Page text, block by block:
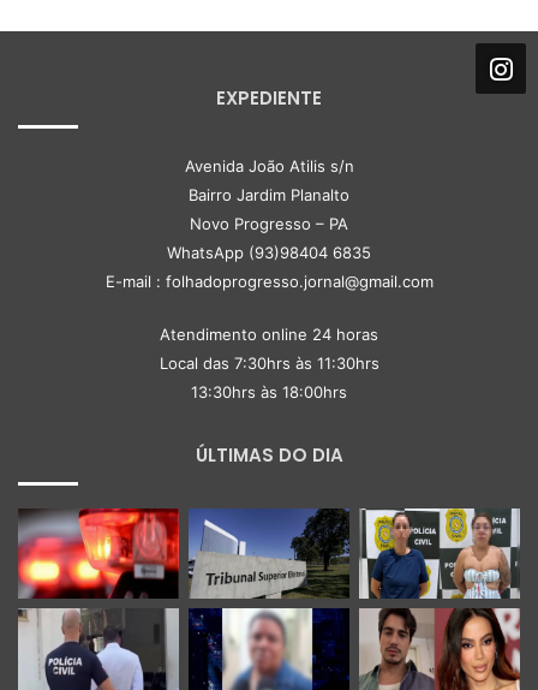
EXPEDIENTE
Avenida João Atilis s/n
Bairro Jardim Planalto
Novo Progresso – PA
WhatsApp (93)98404 6835
E-mail : folhadoprogresso.jornal@gmail.com
Atendimento online 24 horas
Local das 7:30hrs às 11:30hrs
13:30hrs às 18:00hrs
ÚLTIMAS DO DIA